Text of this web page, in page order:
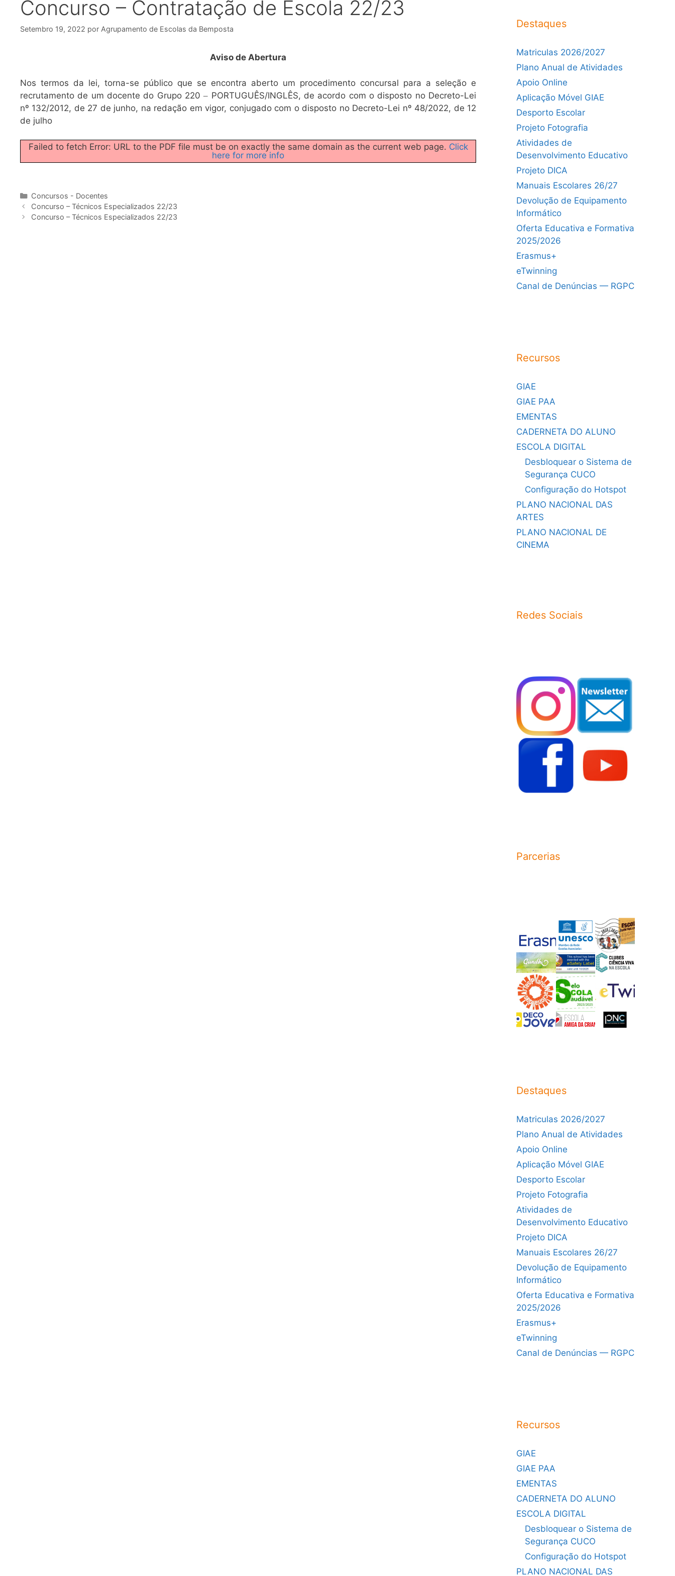
Concurso – Contratação de Escola 22/23
Setembro 19, 2022 por Agrupamento de Escolas da Bemposta
Aviso de Abertura
Nos termos da lei, torna-se público que se encontra aberto um procedimento concursal para a seleção e
recrutamento de um docente do Grupo 220– PORTUGUÊS/INGLÊS, de acordo com o disposto no Decreto-Lei
nº 132/2012, de 27 de junho, na redação em vigor, conjugado com o disposto no Decreto-Lei nº 48/2022, de 12
de julho
Failed to fetch Error: URL to the PDF file must be on exactly the same domain as the current web page. Click
here for more info
Categorias
Concursos - Docentes
Concurso – Técnicos Especializados 22/23
Concurso – Técnicos Especializados 22/23
Destaques
Matriculas 2026/2027
Plano Anual de Atividades
Apoio Online
Aplicação Móvel GIAE
Desporto Escolar
Projeto Fotografia
Atividades de
Desenvolvimento Educativo
Projeto DICA
Manuais Escolares 26/27
Devolução de Equipamento
Informático
Oferta Educativa e Formativa
2025/2026
Erasmus+
eTwinning
Canal de Denúncias — RGPC
Recursos
GIAE
GIAE PAA
EMENTAS
CADERNETA DO ALUNO
ESCOLA DIGITAL
Desbloquear o Sistema de
Segurança CUCO
Configuração do Hotspot
PLANO NACIONAL DAS
ARTES
PLANO NACIONAL DE
CINEMA
Redes Sociais
Parcerias
Destaques
Matriculas 2026/2027
Plano Anual de Atividades
Apoio Online
Aplicação Móvel GIAE
Desporto Escolar
Projeto Fotografia
Atividades de
Desenvolvimento Educativo
Projeto DICA
Manuais Escolares 26/27
Devolução de Equipamento
Informático
Oferta Educativa e Formativa
2025/2026
Erasmus+
eTwinning
Canal de Denúncias — RGPC
Recursos
GIAE
GIAE PAA
EMENTAS
CADERNETA DO ALUNO
ESCOLA DIGITAL
Desbloquear o Sistema de
Segurança CUCO
Configuração do Hotspot
PLANO NACIONAL DAS